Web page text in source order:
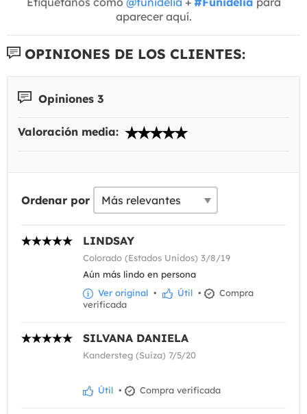
aparecer aquí.
OPINIONES DE LOS CLIENTES:
Opiniones 3
Valoración media:
Ordenar por
LINDSAY
Colorado (Estados Unidos) 3/8/19
Aún más lindo en persona
Ver original • Útil •
Compra
verificada
SILVANA DANIELA
Kandersteg (Suiza) 7/5/20
Útil • Compra verificada